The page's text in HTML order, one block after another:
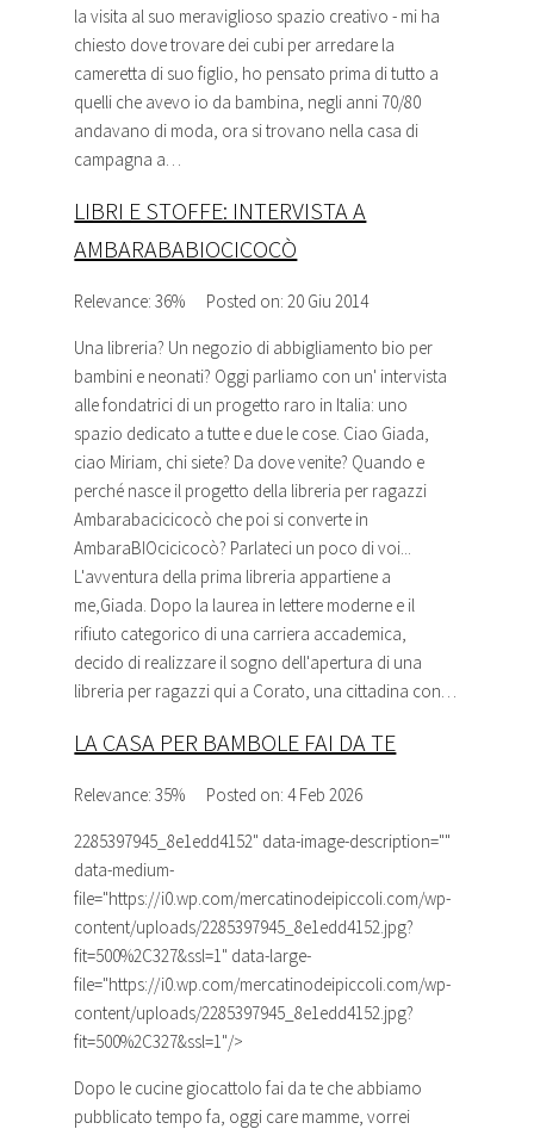
la visita al suo meraviglioso spazio creativo - mi ha
chiesto dove trovare dei cubi per arredare la
cameretta di suo figlio, ho pensato prima di tutto a
quelli che avevo io da bambina, negli anni 70/80
andavano di moda, ora si trovano nella casa di
campagna a…
LIBRI E STOFFE: INTERVISTA A
AMBARABABIOCICOCÒ
Relevance: 36% Posted on: 20 Giu 2014
Una libreria? Un negozio di abbigliamento bio per
bambini e neonati? Oggi parliamo con un' intervista
alle fondatrici di un progetto raro in Italia: uno
spazio dedicato a tutte e due le cose. Ciao Giada,
ciao Miriam, chi siete? Da dove venite? Quando e
perché nasce il progetto della libreria per ragazzi
Ambarabacicicocò che poi si converte in
AmbaraBIOcicicocò? Parlateci un poco di voi...
L'avventura della prima libreria appartiene a
me,Giada. Dopo la laurea in lettere moderne e il
rifiuto categorico di una carriera accademica,
decido di realizzare il sogno dell'apertura di una
libreria per ragazzi qui a Corato, una cittadina con…
LA CASA PER BAMBOLE FAI DA TE
Relevance: 35% Posted on: 4 Feb 2026
2285397945_8e1edd4152" data-image-description=""
data-medium-
file="https://i0.wp.com/mercatinodeipiccoli.com/wp-
content/uploads/2285397945_8e1edd4152.jpg?
fit=500%2C327&ssl=1" data-large-
file="https://i0.wp.com/mercatinodeipiccoli.com/wp-
content/uploads/2285397945_8e1edd4152.jpg?
fit=500%2C327&ssl=1"/>
Dopo le cucine giocattolo fai da te che abbiamo
pubblicato tempo fa, oggi care mamme, vorrei